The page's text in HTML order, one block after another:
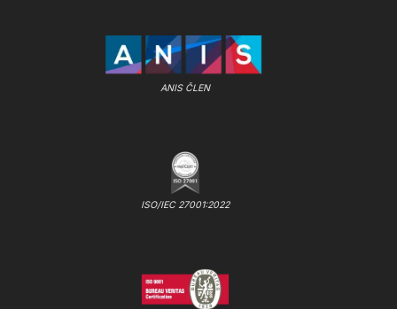
ANIS ČLEN
ISO/IEC 27001:2022